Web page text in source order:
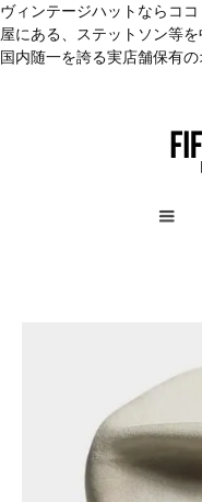
ヴィンテージハットならコ
屋にある、ステットソン等
国内随一を誇る実店舗保有の